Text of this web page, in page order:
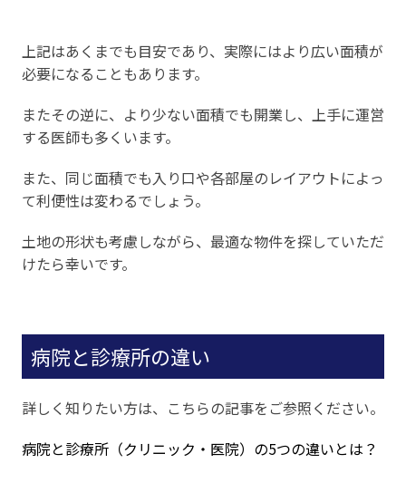
上記はあくまでも目安であり、実際にはより広い面積が
必要になることもあります。
またその逆に、より少ない面積でも開業し、上手に運営
する医師も多くいます。
また、同じ面積でも入り口や各部屋のレイアウトによっ
て利便性は変わるでしょう。
土地の形状も考慮しながら、最適な物件を探していただ
けたら幸いです。
病院と診療所の違い
詳しく知りたい方は、こちらの記事をご参照ください。
病院と診療所（クリニック・医院）の5つの違いとは？